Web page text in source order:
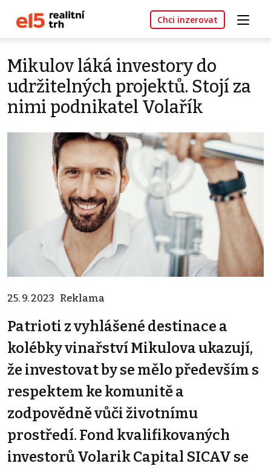
Chci inzerovat
Mikulov láká investory do
udržitelných projektů. Stojí za
nimi podnikatel Volařík
25. 9. 2023 Reklama
Patrioti z vyhlášené destinace a
kolébky vinařství Mikulova ukazují,
že investovat by se mělo především s
respektem ke komunitě a
zodpovědně vůči životnímu
prostředí. Fond kvalifikovaných
investorů Volarik Capital SICAV se